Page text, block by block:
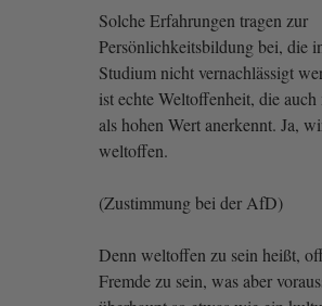
Solche Erfahrungen tragen zur
Persönlichkeitsbildung bei, die
Studium nicht vernachlässigt
ist echte Weltoffenheit, die auch
als hohen Wert anerkennt. Ja,
weltoffen.
(Zustimmung bei der AfD)
Denn weltoffen zu sein heißt,
Fremde zu sein, was aber